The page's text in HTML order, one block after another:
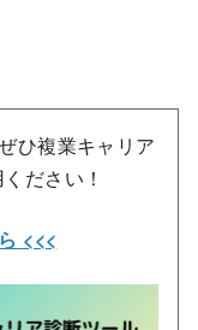
ひ複業キャリア
ださい！
<<<